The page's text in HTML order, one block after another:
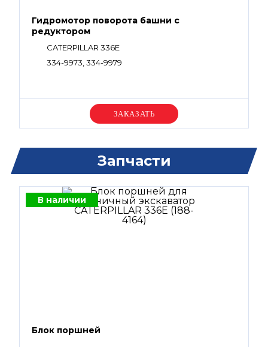
Гидромотор поворота башни с
редуктором
CATERPILLAR 336E
334-9973, 334-9979
Уточняйте цену
Запчасти
В наличии
Блок поршней